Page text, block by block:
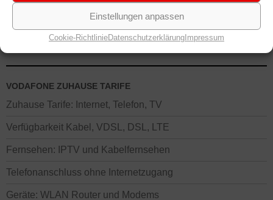
Einstellungen anpassen
Cookie-RichtlinieDatenschutzerklärung Impressum
VODAFONE ZUHAUSE TARIFE
Zuhause Tarife: Internet, Telefon, TV
Verfügbarkeit Kabel, VDSL, DSL, LTE
Fernsehen: IPTV und Kabelfernsehen
Telefonanschluss ohne Internetzugang
Geräte: WLAN Router und Modems